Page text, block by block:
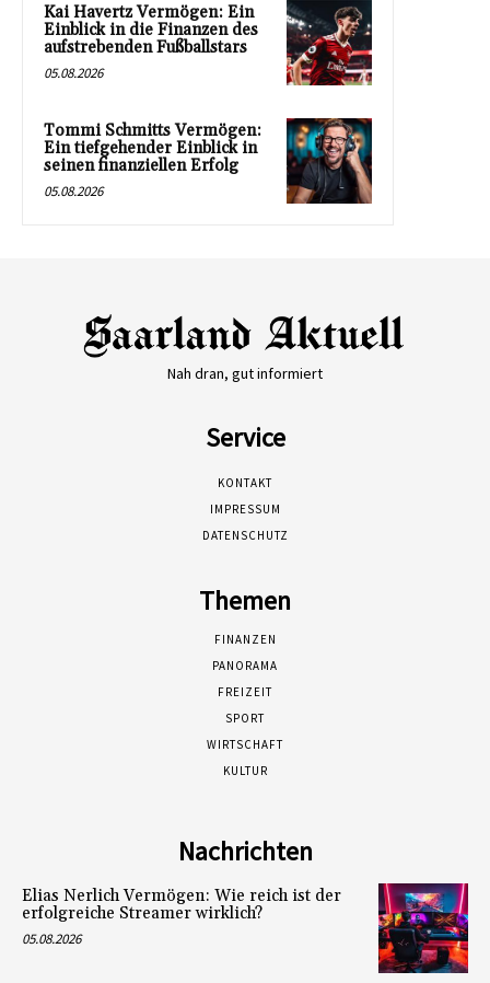
Kai Havertz Vermögen: Ein
Einblick in die Finanzen des
aufstrebenden Fußballstars
05.08.2026
Tommi Schmitts Vermögen:
Ein tiefgehender Einblick in
seinen finanziellen Erfolg
05.08.2026
Nah dran, gut informiert
Service
KONTAKT
IMPRESSUM
DATENSCHUTZ
Themen
FINANZEN
PANORAMA
FREIZEIT
SPORT
WIRTSCHAFT
KULTUR
Nachrichten
Elias Nerlich Vermögen: Wie reich ist der
erfolgreiche Streamer wirklich?
05.08.2026